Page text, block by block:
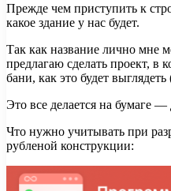
Прежде чем приступить к
какое здание у нас будет.
Так как название лично мне
предлагаю сделать проект, в
бани, как это будет
Это все делается на бумаге —
Что нужно учитывать при
рубленой конструкции: